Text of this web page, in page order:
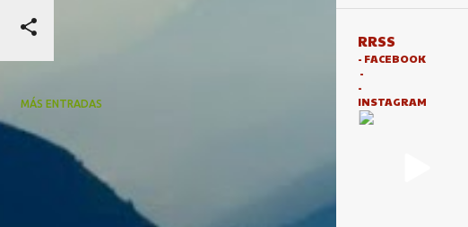
MÁS ENTRADAS
RRSS
- FACEBOOK
-
-
INSTAGRAM